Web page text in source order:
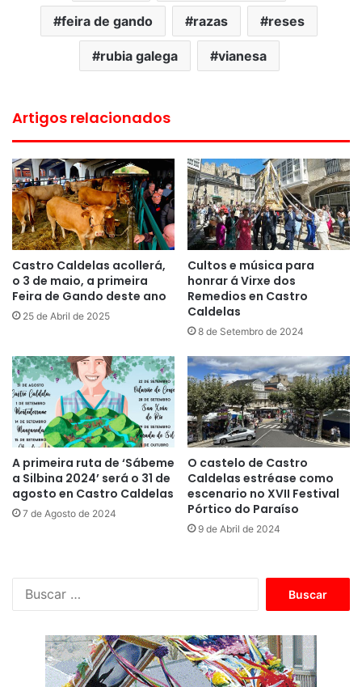
feira de gando razas reses
rubia galega vianesa
Artigos relacionados
Castro Caldelas acollerá,
o 3 de maio, a primeira
Feira de Gando deste ano
25 de Abril de 2025
Cultos e música para
honrar á Virxe dos
Remedios en Castro
Caldelas
8 de Setembro de 2024
A primeira ruta de ‘Sábeme
a Silbina 2024’ será o 31 de
agosto en Castro Caldelas
7 de Agosto de 2024
O castelo de Castro
Caldelas estréase como
escenario no XVII Festival
Pórtico do Paraíso
9 de Abril de 2024
c
a
r